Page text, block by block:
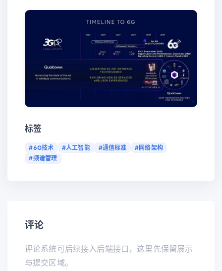
标签
#6G技术 #人工智能 #通信标准
#网络架构
#频谱管理
评论
评论系统可后续接入后端接口，这里先保留展示
与提交区域。